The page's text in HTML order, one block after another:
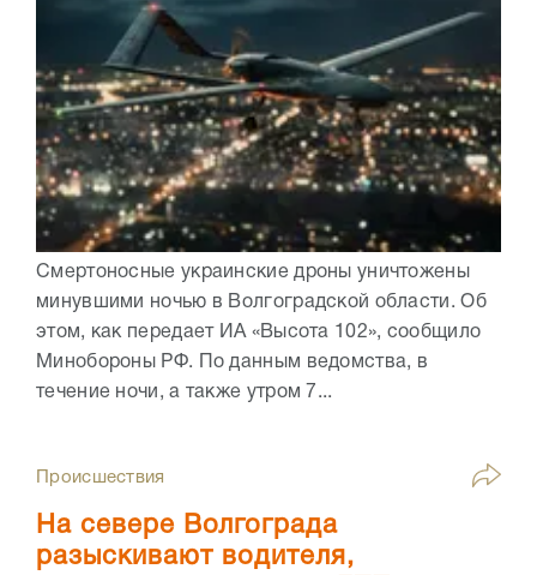
Смертоносные украинские дроны уничтожены
минувшими ночью в Волгоградской области. Об
этом, как передает ИА «Высота 102», сообщило
Минобороны РФ. По данным ведомства, в
течение ночи, а также утром 7...
Происшествия
На севере Волгограда
разыскивают водителя,